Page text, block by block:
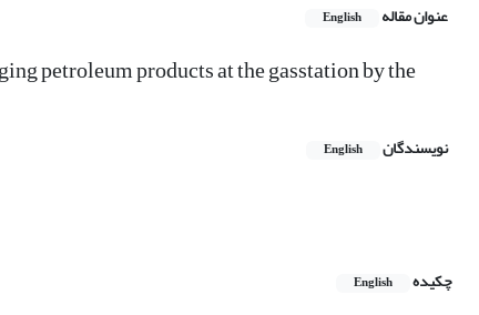
عنوان مقاله English
petroleum products at the gasstation by the
نویسندگان English
چکیده
English